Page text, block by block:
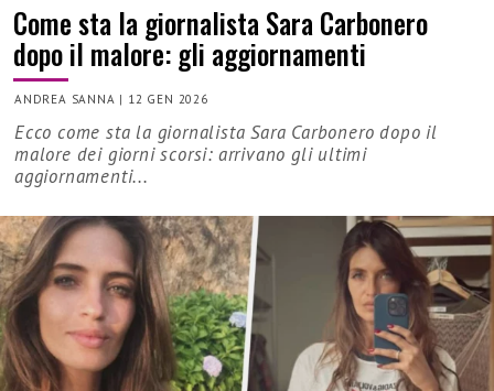
Come sta la giornalista Sara Carbonero
dopo il malore: gli aggiornamenti
ANDREA SANNA | 12 GEN 2026
Ecco come sta la giornalista Sara Carbonero dopo il
malore dei giorni scorsi: arrivano gli ultimi
aggiornamenti...